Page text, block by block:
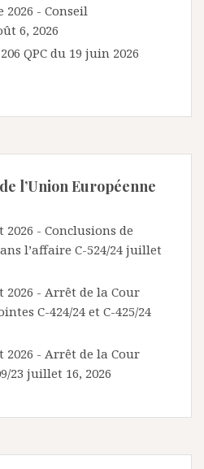
2026 - Conseil
6, 2026
QPC du 19 juin 2026
l’Union Européenne
2026 - Conclusions de
l’affaire C-524/24 juillet
2026 - Arrêt de la Cour
C-424/24 et C-425/24
2026 - Arrêt de la Cour
23 juillet 16, 2026